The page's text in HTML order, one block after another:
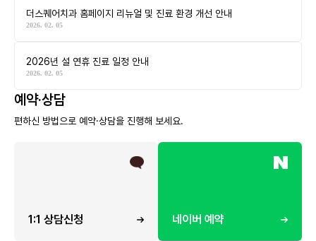
더스퀘어치과 홈페이지 리뉴얼 및 진료 환경 개선 안내
2026. 02. 05
2026년 설 연휴 진료 일정 안내
2026. 02. 05
예약·상담
편하신 방법으로 예약·상담을 진행해 보세요.
1:1 상담신청 네이버 예약